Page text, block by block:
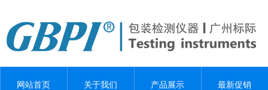
网站首页 关于我们 产品展示 最新促销